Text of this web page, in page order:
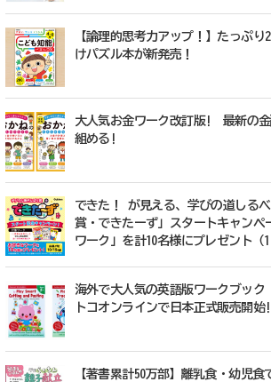
【論理的思考力アップ！】たっぷり
けパズル本が新発売！
大人気お金ワーク改訂版! 最新の金
組める!
できた！ が見える、学びの道しる
賞・できたーず」スタートキャンペ
ワーク」を計10名様にプレゼント（
海外で大人気の英語版ワークブック
トコオンラインで日本正式販売開始!
【著書累計50万部】離乳食・幼児